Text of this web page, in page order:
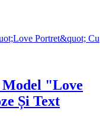
Model "Love
Și Text